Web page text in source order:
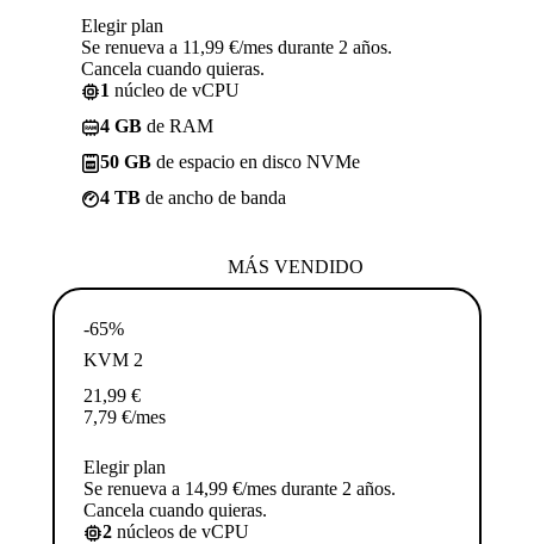
Elegir plan
Se renueva a 11,99 €/mes durante 2 años.
Cancela cuando quieras.
1 núcleo de vCPU
4 GB de RAM
50 GB de espacio en disco NVMe
4 TB de ancho de banda
MÁS VENDIDO
-65%
KVM 2
21,99 €
7,79 €/mes
Elegir plan
Se renueva a 14,99 €/mes durante 2 años.
Cancela cuando quieras.
2 núcleos de vCPU